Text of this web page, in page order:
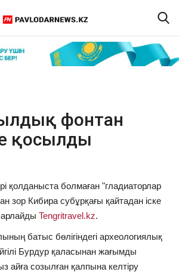
Тіркелу
фонтан
қосылды
қолданыста болмаған "гладиаторлар
зор Кибира субұрқағы қайтадан іске
Tengritravel.kz.
батыс бөлігіндегі археологиялық
Бурдур қаласынан жағымды
айға созылған қалпына келтіру